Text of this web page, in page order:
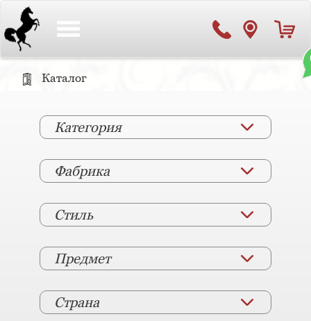
Каталог
Категория
Фабрика
Стиль
Предмет
Страна